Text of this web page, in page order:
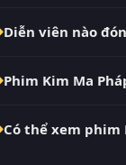
Diễn viên nào
Phim Kim Ma
Magic Land – là
Có thể xem phim